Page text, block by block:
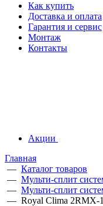
Как купить
Доставка и оплата
Гарантия и сервис
Монтаж
Контакты
Акции
Главная
— Каталог товаров
— Мульти-сплит
— Мульти-сплит
— Royal Clima